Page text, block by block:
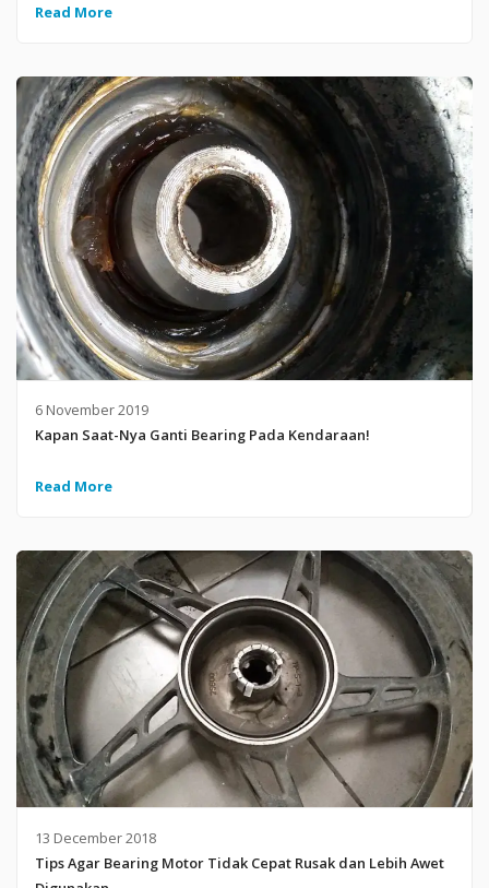
Read More
6 November 2019
Kapan Saat-Nya Ganti Bearing Pada Kendaraan!
Read More
13 December 2018
Tips Agar Bearing Motor Tidak Cepat Rusak dan Lebih Awet